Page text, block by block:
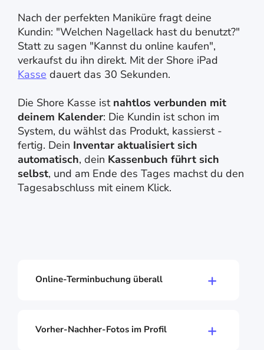
Nach der perfekten Maniküre fragt deine
Kundin: "Welchen Nagellack hast du benutzt?"
Statt zu sagen "Kannst du online kaufen",
verkaufst du ihn direkt. Mit der Shore iPad
Kasse dauert das 30 Sekunden.
Die Shore Kasse ist nahtlos verbunden mit
deinem Kalender: Die Kundin ist schon im
System, du wählst das Produkt, kassierst -
fertig. Dein Inventar aktualisiert sich
automatisch, dein Kassenbuch führt sich
selbst, und am Ende des Tages machst du den
Tagesabschluss mit einem Klick.
Online-Terminbuchung überall
um die Uhr, ohne dass du dein Handy checken
Vorher-Nachher-Fotos im Profil